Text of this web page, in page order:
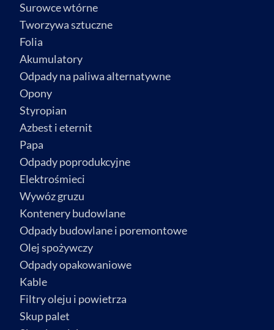
Surowce wtórne
Tworzywa sztuczne
Folia
Akumulatory
Odpady na paliwa alternatywne
Opony
Styropian
Azbest i eternit
Papa
Odpady poprodukcyjne
Elektrośmieci
Wywóz gruzu
Kontenery budowlane
Odpady budowlane i poremontowe
Olej spożywczy
Odpady opakowaniowe
Kable
Filtry oleju i powietrza
Skup palet